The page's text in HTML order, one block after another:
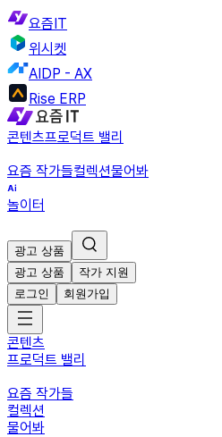
요즘IT
위시켓
AIDP - AX
Rise ERP
콘텐츠프로덕트 밸리
요즘 작가들컬렉션물어봐
놀이터
광고 상품
광고 상품
작가 지원
로그인
회원가입
콘텐츠
프로덕트 밸리
요즘 작가들
컬렉션
물어봐